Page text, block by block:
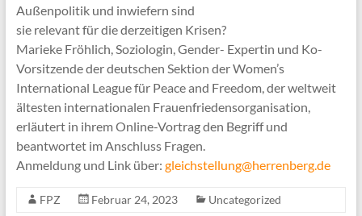
Außenpolitik und inwiefern sind
sie relevant für die derzeitigen Krisen?
Marieke Fröhlich, Soziologin, Gender- Expertin und Ko-
Vorsitzende der deutschen Sektion der Women’s
International League für Peace and Freedom, der weltweit
ältesten internationalen Frauenfriedensorganisation,
erläutert in ihrem Online-Vortrag den Begriff und
beantwortet im Anschluss Fragen.
Anmeldung und Link über: gleichstellung@herrenberg.de
FPZ Februar 24, 2023 Uncategorized